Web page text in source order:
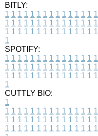
BITLY:
1 1 1 1 1 1 1 1 1 1 1 1 1 1 1
1 1 1 1 1 1 1 1 1 1 1 1 1 1 1
1 1 1 1 1 1 1 1 1 1 1 1 1 1 1
1
SPOTIFY:
1 1 1 1 1 1 1 1 1 1 1 1 1 1 1
1 1 1 1 1 1 1 1 1 1 1 1 1 1 1
1 1 1 1 1 1 1 1 1 1 1 1 1 1 1
1
CUTTLY BIO:
1
1 1 1 1 1 1 1 1 1 1 1 1 1 1 1
1 1 1 1 1 1 1 1 1 1 1 1 1 1 1
1 1 1 1 1 1 1 1 1 1 1 1 1 1 1